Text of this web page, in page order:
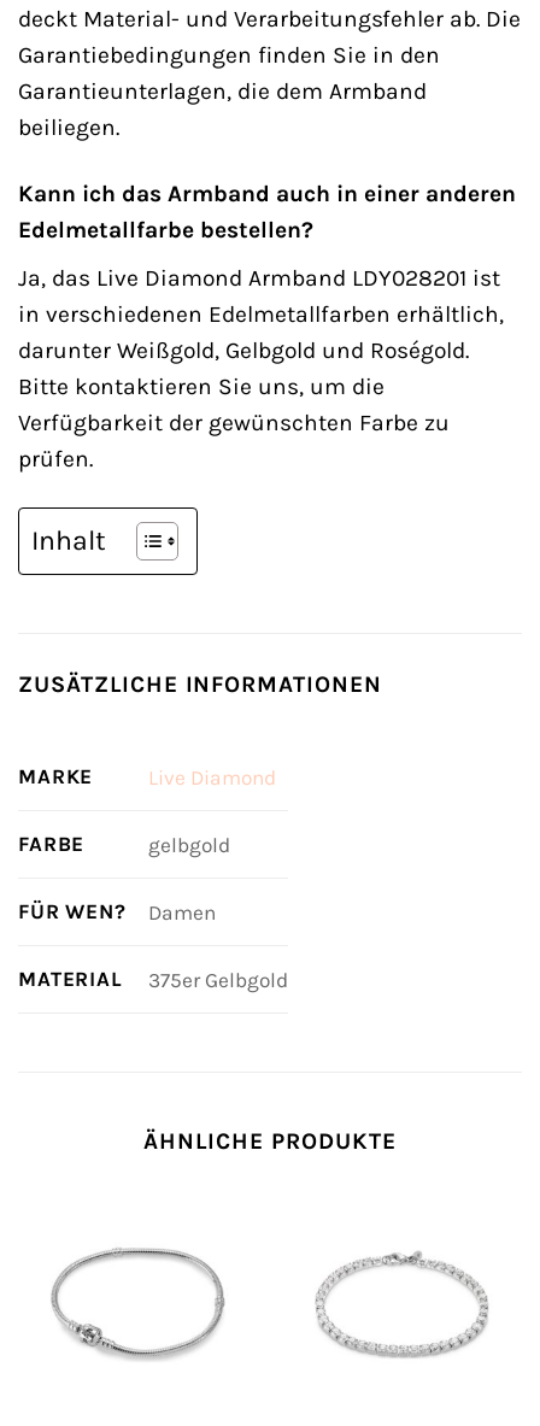
deckt Material- und Verarbeitungsfehler ab. Die
Garantiebedingungen finden Sie in den
Garantieunterlagen, die dem Armband
beiliegen.
Kann ich das Armband auch in einer anderen
Edelmetallfarbe bestellen?
Ja, das Live Diamond Armband LDY028201 ist
in verschiedenen Edelmetallfarben erhältlich,
darunter Weißgold, Gelbgold und Roségold.
Bitte kontaktieren Sie uns, um die
Verfügbarkeit der gewünschten Farbe zu
prüfen.
Inhalt
ZUSÄTZLICHE INFORMATIONEN
MARKE Live Diamond
FARBE gelbgold
FÜR WEN? Damen
MATERIAL 375er Gelbgold
ÄHNLICHE PRODUKTE